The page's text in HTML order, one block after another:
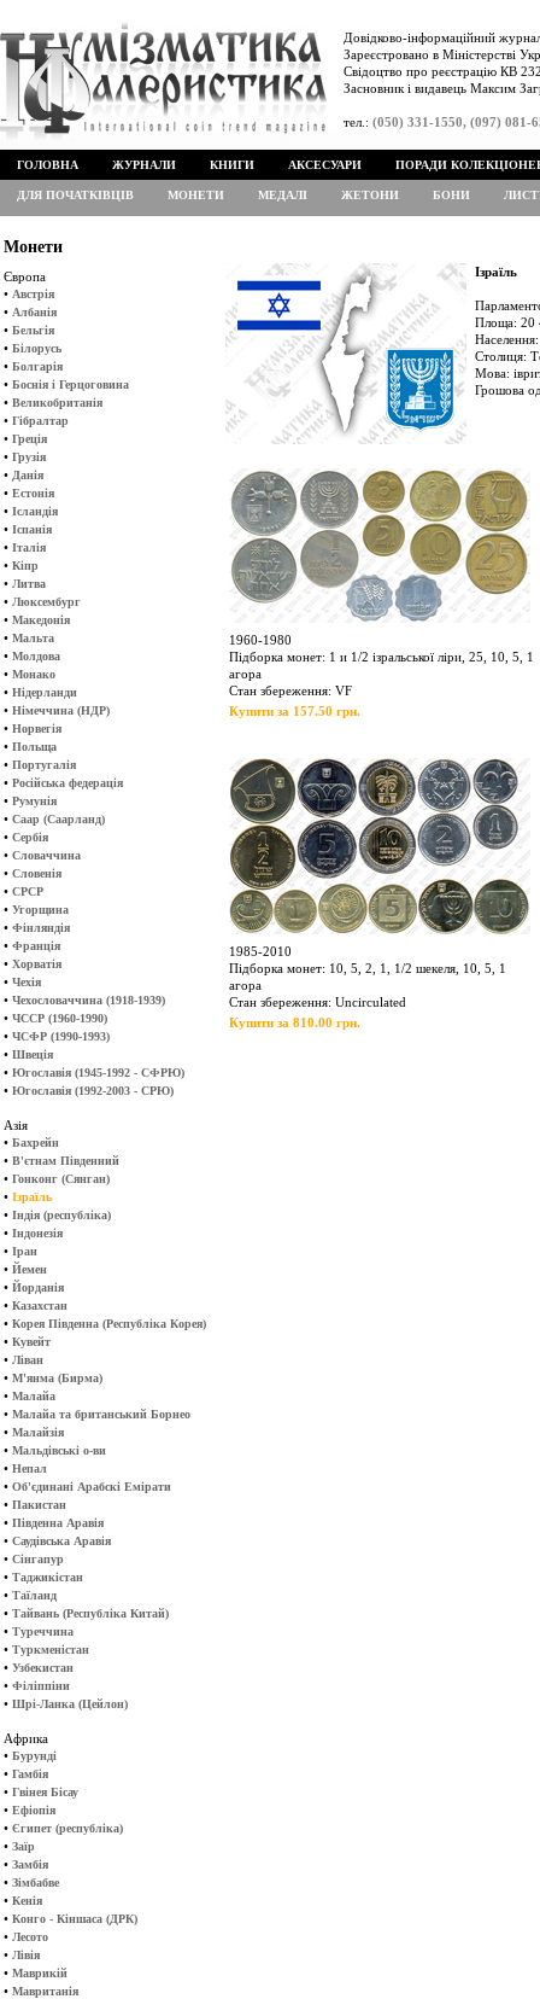
Довідково-інформаційний
Зареєстровано в Міністерстві
Свідоцтво про реєстрацію КВ
Засновник і видавець Максим
тел.: (050) 331-1550, (097) 081-
ГОЛОВНА ЖУРНАЛИ КНИГИ АКСЕСУАРИ ПОРАДИ
ДЛЯ ПОЧАТКІВЦІВ МОНЕТИ МЕДАЛІ ЖЕТОНИ БОНИ
Монети
Європа
• Австрія
• Албанія
• Бельгія
• Білорусь
• Болгарія
• Боснія і Герцоговина
• Великобританія
• Гібралтар
• Греція
• Грузія
• Данія
• Естонія
• Ісландія
• Іспанія
• Італія
• Кіпр
• Литва
• Люксембург
• Македонія
• Мальта
• Молдова
• Монако
• Нідерланди
• Німеччина (НДР)
• Норвегія
• Польща
• Португалія
• Російська федерація
• Румунія
• Саар (Саарланд)
• Сербія
• Словаччина
• Словенія
• СРСР
• Угорщина
• Фінляндія
• Франція
• Хорватія
• Чехія
• Чехословаччина (1918-1939)
• ЧССР (1960-1990)
• ЧСФР (1990-1993)
• Швеція
• Югославія (1945-1992 - СФРЮ)
• Югославія (1992-2003 - СРЮ)
Азія
• Бахрейн
• В'єтнам Південний
• Гонконг (Сянган)
• Ізраїль
• Індія (республіка)
• Індонезія
• Іран
• Йемен
• Йорданія
• Казахстан
• Корея Південна (Республіка Корея)
• Кувейт
• Ліван
• М'янма (Бирма)
• Малайа
• Малайа та британський Борнео
• Малайзія
• Мальдівські о-ви
• Непал
• Об'єдинані Арабскі Емірати
• Пакистан
• Південна Аравія
• Саудівська Аравія
• Сінгапур
• Таджикістан
• Таїланд
• Тайвань (Республіка Китай)
• Туреччина
• Туркменістан
• Узбекистан
• Філіппіни
• Шрі-Ланка (Цейлон)
Африка
• Бурунді
• Гамбія
• Гвінея Бісау
• Ефіопія
• Єгипет (республіка)
• Заїр
• Замбія
• Зімбабве
• Кенія
• Конго - Кіншаса (ДРК)
• Лесото
• Лівія
• Маврикій
• Мавританія
Ізраїль
Площа: 20
Столиця:
Мова:
Грошова
1960-1980
Підборка монет: 1 и 1/2 ізральської ліри, 25, 10, 5, 1
агора
Стан збереження: VF
Купити за 157.50 грн.
1985-2010
Підборка монет: 10, 5, 2, 1, 1/2 шекеля, 10, 5, 1
агора
Стан збереження: Uncirculated
Купити за 810.00 грн.